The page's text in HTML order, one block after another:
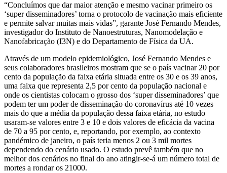
“Concluímos que dar maior atenção e mesmo vacinar primeiro os
‘super disseminadores’ torna o protocolo de vacinação mais eficiente
e permite salvar muitas mais vidas”, garante José Fernando Mendes,
investigador do Instituto de Nanoestruturas, Nanomodelação e
Nanofabricação (I3N) e do Departamento de Física da UA.
Através de um modelo epidemiológico, José Fernando Mendes e
seus colaboradores brasileiros mostram que se o país vacinar 20 por
cento da população da faixa etária situada entre os 30 e os 39 anos,
uma faixa que representa 2,5 por cento da população nacional e
onde os cientistas colocam o grosso dos ‘super disseminadores’ que
podem ter um poder de disseminação do coronavírus até 10 vezes
mais do que a média da população dessa faixa etária, no estudo
usaram-se valores entre 3 e 10 e dois valores de eficácia da vacina
de 70 a 95 por cento, e, reportando, por exemplo, ao contexto
pandémico de janeiro, o país teria menos 2 ou 3 mil mortes
dependendo do cenário usado. O estudo prevê também que no
melhor dos cenários no final do ano atingir-se-á um número total de
mortes a rondar os 21000.